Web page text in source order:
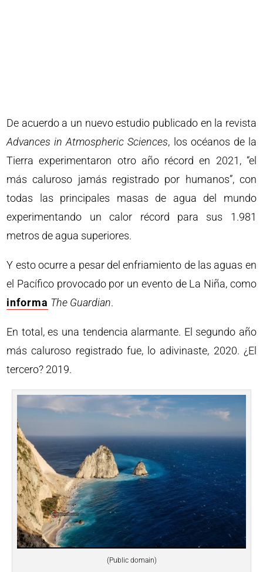
De acuerdo a un nuevo estudio publicado en la revista
Advances in Atmospheric Sciences, los océanos de la
Tierra experimentaron otro año récord en 2021, “el
más caluroso jamás registrado por humanos”, con
todas las principales masas de agua del mundo
experimentando un calor récord para sus 1.981
metros de agua superiores.
Y esto ocurre a pesar del enfriamiento de las aguas en
el Pacífico provocado por un evento de La Niña, como
informa The Guardian.
En total, es una tendencia alarmante. El segundo año
más caluroso registrado fue, lo adivinaste, 2020. ¿El
tercero? 2019.
(Public domain)